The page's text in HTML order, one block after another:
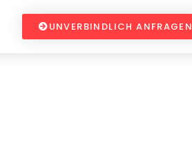
UNVERBINDLICH ANFRAGEN